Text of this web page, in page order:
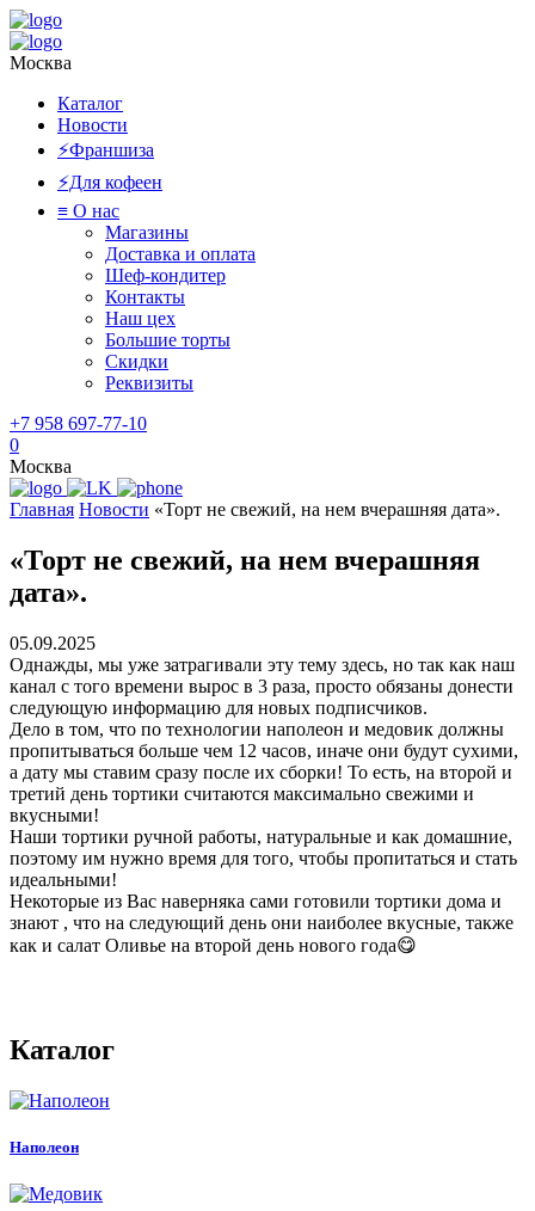
Москва
Каталог
Новости
⚡️Франшиза
⚡️Для кофеен
≡ О нас
Магазины
Доставка и оплата
Шеф-кондитер
Контакты
Наш цех
Большие торты
Скидки
Реквизиты
+7 958 697-77-10
0
Москва
Главная Новости «Торт не свежий, на нем вчерашняя дата».
«Торт не свежий, на нем вчерашняя
дата».
05.09.2025
Однажды, мы уже затрагивали эту тему здесь, но так как наш
канал с того времени вырос в 3 раза, просто обязаны донести
следующую информацию для новых подписчиков.
Дело в том, что по технологии наполеон и медовик должны
пропитываться больше чем 12 часов, иначе они будут сухими,
а дату мы ставим сразу после их сборки! То есть, на второй и
третий день тортики считаются максимально свежими и
вкусными!
Наши тортики ручной работы, натуральные и как домашние,
поэтому им нужно время для того, чтобы пропитаться и стать
идеальными!
Некоторые из Вас наверняка сами готовили тортики дома и
знают , что на следующий день они наиболее вкусные, также
как и салат Оливье на второй день нового года😋
Каталог
Наполеон